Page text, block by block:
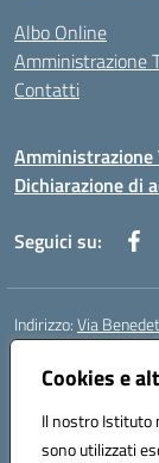
Cookies e
Il nostro Istituto
sono utilizzati
Albo Online
Amministrazione
Contatti
Amministrazione
Dichiarazione di
Seguici su:
Indirizzo:Via
Centralino:
Posta elettronica
Codice fiscale:
Codice